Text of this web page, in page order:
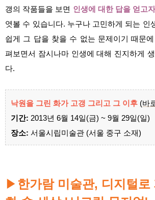
갱의 작품들을 보면 인생에 대한 답을 얻고
엿볼 수 있습니다. 누구나 고민하게 되는 인
쉽게 그 답을 찾을 수 없는 문제이기 때문
펴보면서 잠시나마 인생에 대해 진지하게
다.
낙원을 그린 화가 고갱 그리고 그 이후 (바
기간: 2013년 6월 14일(금) ~ 9월 29일(일)
장소: 서울시립미술관 (서울 중구 소재)
▶ 한가람 미술관, 디지털로